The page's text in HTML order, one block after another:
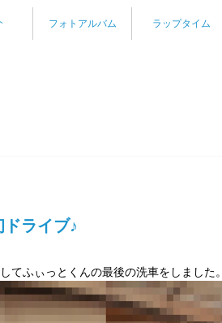
フォトアルバム ラップタイム
ライブ♪
てふぃっとくんの最後の洗車をしました。